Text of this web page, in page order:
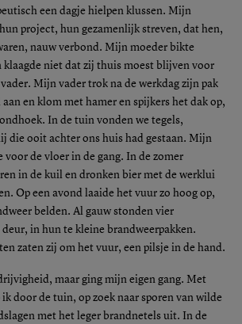
een dagje hielpen klussen. Mijn
project, hun gezamenlijk streven, dat hen,
nauw verbond. Mijn moeder bikte
klaagde niet dat zij thuis moest blijven voor
Mijn vader trok na de werkdag zijn pak
en klom met hamer en spijkers het dak op,
In de tuin vonden we tegels,
die ooit achter ons huis had gestaan. Mijn
voor de vloer in de gang. In de zomer
in de kuil en dronken bier met de werklui
Op een avond laaide het vuur zo hoog op,
belden. Al gauw stonden vier
deur, in hun te kleine brandweerpakken.
zaten zij om het vuur, een pilsje in de hand.
maar ging mijn eigen gang. Met
door de tuin, op zoek naar sporen van wilde
met het leger brandnetels uit. In de